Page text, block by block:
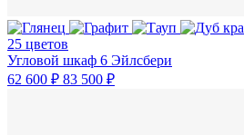
25 цветов
Угловой шкаф 6 Эйлсбери
62 600 ₽ 83 500 ₽